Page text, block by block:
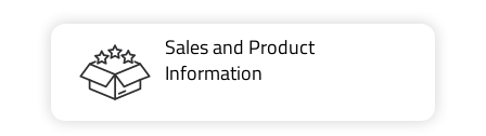
Sales and Product
Information